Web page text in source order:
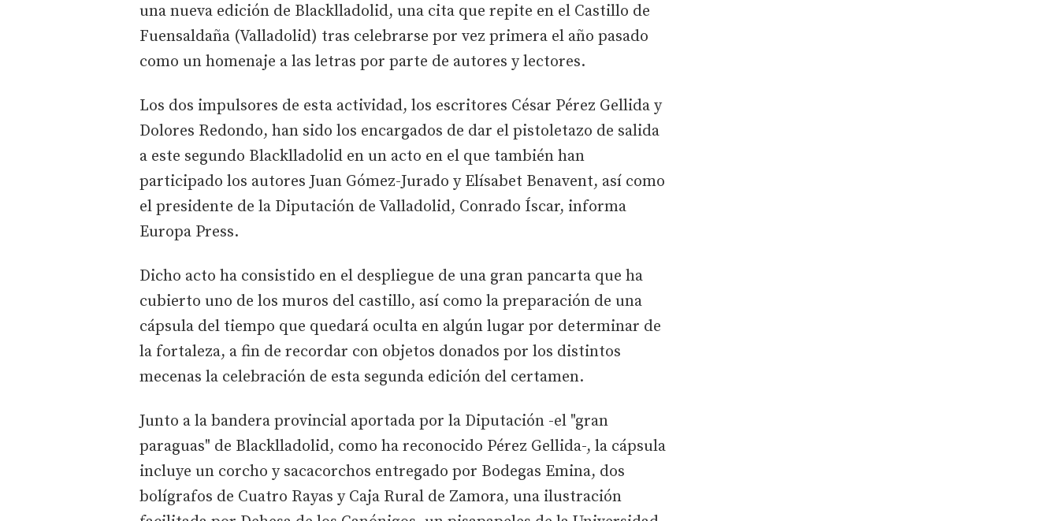
una nueva edición de Blacklladolid, una cita que repite en el Castillo de
Fuensaldaña (Valladolid) tras celebrarse por vez primera el año pasado
como un homenaje a las letras por parte de autores y lectores.
Los dos impulsores de esta actividad, los escritores César Pérez Gellida y
Dolores Redondo, han sido los encargados de dar el pistoletazo de salida
a este segundo Blacklladolid en un acto en el que también han
participado los autores Juan Gómez-Jurado y Elísabet Benavent, así como
el presidente de la Diputación de Valladolid, Conrado Íscar, informa
Europa Press.
Dicho acto ha consistido en el despliegue de una gran pancarta que ha
cubierto uno de los muros del castillo, así como la preparación de una
cápsula del tiempo que quedará oculta en algún lugar por determinar de
la fortaleza, a fin de recordar con objetos donados por los distintos
mecenas la celebración de esta segunda edición del certamen.
Junto a la bandera provincial aportada por la Diputación -el "gran
paraguas" de Blacklladolid, como ha reconocido Pérez Gellida-, la cápsula
incluye un corcho y sacacorchos entregado por Bodegas Emina, dos
bolígrafos de Cuatro Rayas y Caja Rural de Zamora, una ilustración